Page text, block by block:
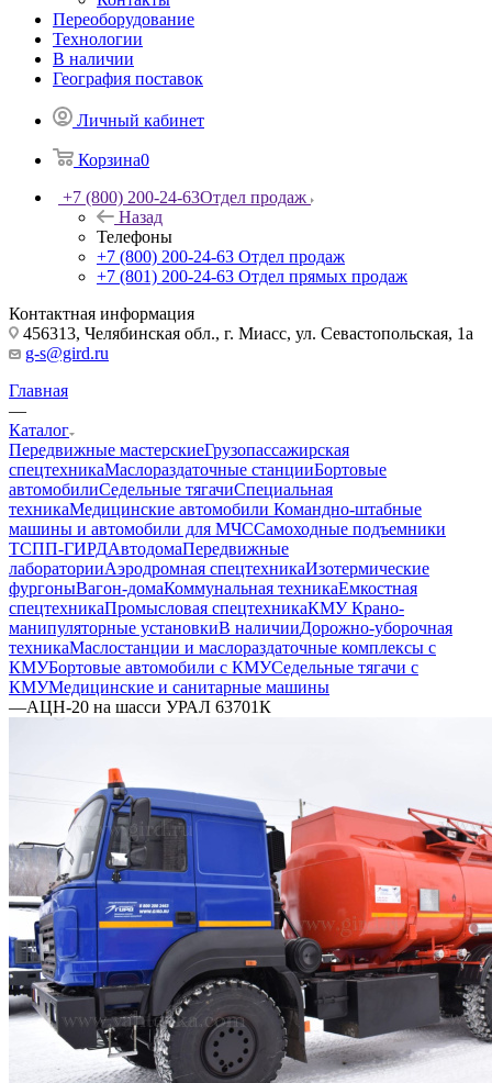
Переоборудование
Технологии
В наличии
География поставок
Личный кабинет
Корзина0
+7 (800) 200-24-63Отдел продаж
Назад
Телефоны
+7 (800) 200-24-63 Отдел продаж
+7 (801) 200-24-63 Отдел прямых продаж
Контактная информация
456313, Челябинская обл., г. Миасс, ул. Севастопольская, 1а
g-s@gird.ru
Главная
—
Каталог
Передвижные мастерскиеГрузопассажирская
спецтехникаМаслораздаточные станцииБортовые
автомобилиСедельные тягачиСпециальная
техникаМедицинские автомобили Командно-штабные
машины и автомобили для МЧССамоходные подъемники
ТСПП-ГИРДАвтодомаПередвижные
лабораторииАэродромная спецтехникаИзотермические
фургоныВагон-домаКоммунальная техникаЕмкостная
спецтехникаПромысловая спецтехникаКМУ Крано-
манипуляторные установкиВ наличииДорожно-уборочная
техникаМаслостанции и маслораздаточные комплексы с
КМУБортовые автомобили с КМУСедельные тягачи с
КМУМедицинские и санитарные машины
—АЦН-20 на шасси УРАЛ 63701К